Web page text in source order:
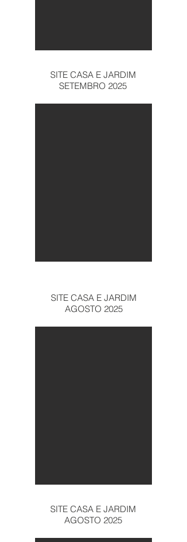
SITE CASA E JARDIM
SETEMBRO 2025
SITE CASA E JARDIM
AGOSTO 2025
SITE CASA E JARDIM
AGOSTO 2025